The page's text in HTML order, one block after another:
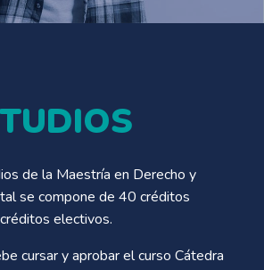
de la Maestría en Derecho y
se compone de 40 créditos
electivos.
cursar y aprobar el curso Cátedra